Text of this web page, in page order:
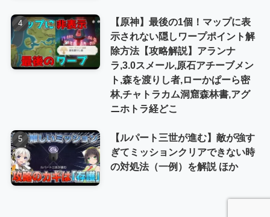
【原神】最後の1個！マップに表
示されない隠しワープポイント解
除方法【攻略解説】アランナ
ラ,3.0スメール,原石アチーブメン
ト,森を渡りし者,ローかぱーら密
林,チャトラカム洞窟森林書,アグ
ニホトラ経どこ
【ルパート三世が進む】敵が強す
ぎてミッションクリアできない時
の対処法（一例）を解説 ほか